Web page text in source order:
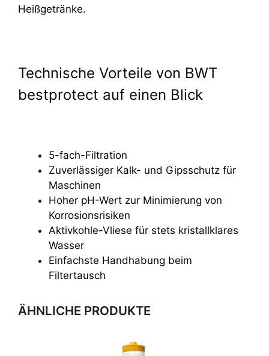
Heißgetränke.
Technische Vorteile von BWT
bestprotect auf einen Blick
5-fach-Filtration
Zuverlässiger Kalk- und Gipsschutz für
Maschinen
Hoher pH-Wert zur Minimierung von
Korrosionsrisiken
Aktivkohle-Vliese für stets kristallklares
Wasser
Einfachste Handhabung beim
Filtertausch
ÄHNLICHE PRODUKTE